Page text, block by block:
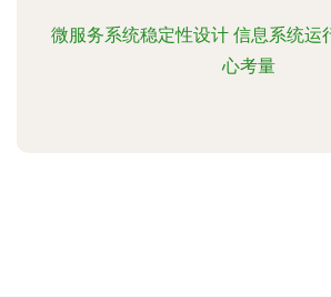
微服务系统稳定性设计 信息系统运
心考量